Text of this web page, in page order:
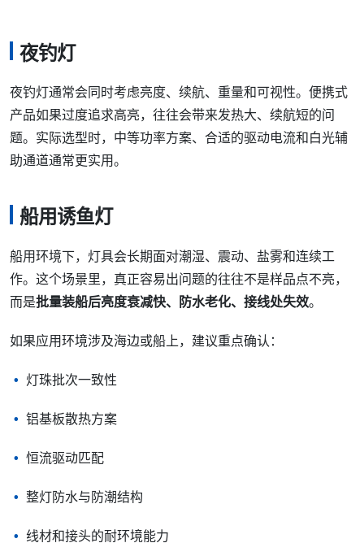
夜钓灯
夜钓灯通常会同时考虑亮度、续航、重量和可视性。便携式
产品如果过度追求高亮，往往会带来发热大、续航短的问
题。实际选型时，中等功率方案、合适的驱动电流和白光辅
助通道通常更实用。
船用诱鱼灯
船用环境下，灯具会长期面对潮湿、震动、盐雾和连续工
作。这个场景里，真正容易出问题的往往不是样品点不亮，
而是批量装船后亮度衰减快、防水老化、接线处失效。
如果应用环境涉及海边或船上，建议重点确认：
灯珠批次一致性
铝基板散热方案
恒流驱动匹配
整灯防水与防潮结构
线材和接头的耐环境能力